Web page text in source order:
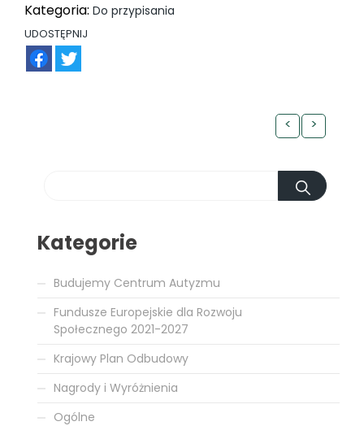
Kategoria: Do przypisania
UDOSTĘPNIJ
< >
Kategorie
Budujemy Centrum Autyzmu
Fundusze Europejskie dla Rozwoju
Społecznego 2021-2027
Krajowy Plan Odbudowy
Nagrody i Wyróżnienia
Ogólne